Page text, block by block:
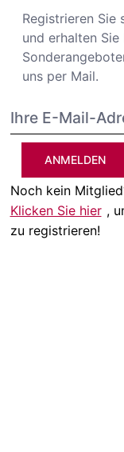
Registrieren Sie
und erhalten
uns per Mail.
ANMELDEN
Noch kein
Klicken Sie hier ,
zu registrieren!